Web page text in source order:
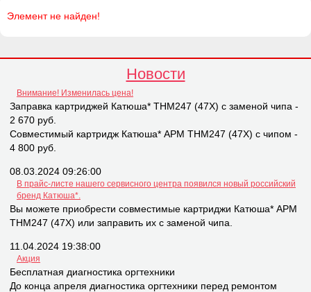
Элемент не найден!
Новости
Внимание! Изменилась цена!
Заправка картриджей Катюша* THM247 (47X) с заменой чипа -
2 670 руб.
Совместимый картридж Катюша* APM THM247 (47X) с чипом -
4 800 руб.
08.03.2024 09:26:00
В прайс-листе нашего сервисного центра появился новый российский
бренд Катюша*.
Вы можете приобрести совместимые картриджи Катюша* APM
THM247 (47X) или заправить их с заменой чипа.
11.04.2024 19:38:00
Акция
Бесплатная диагностика оргтехники
До конца апреля диагностика оргтехники перед ремонтом